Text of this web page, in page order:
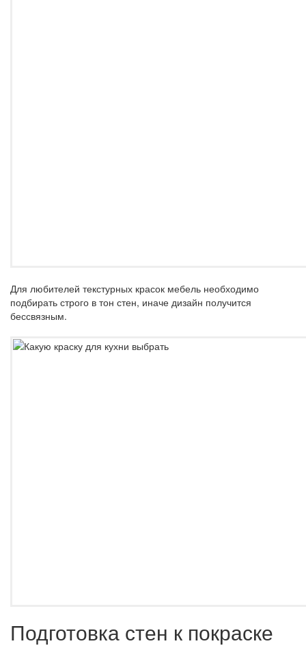
Для любителей текстурных красок мебель необходимо
подбирать строго в тон стен, иначе дизайн получится
бессвязным.
Подготовка стен к покраске